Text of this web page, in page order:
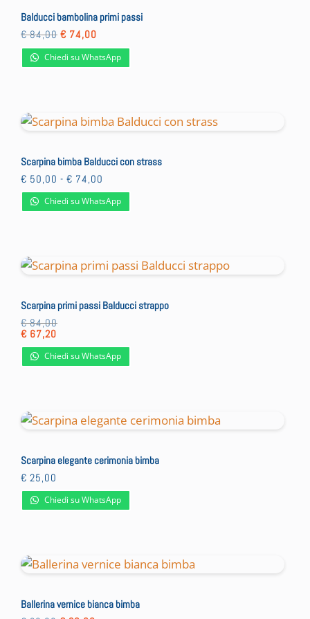
Balducci bambolina primi passi
€84,00 Il
prezzo
originale
era:
€ 74,00
attuale
è:
Chiedi su WhatsApp
Scarpina bimba Balducci con strass
€ 50,00 - € 74,00
prezzo:
da
Chiedi su WhatsApp
Scarpina primi passi Balducci strappo
€84,00
€ 67,20
Chiedi su WhatsApp
Scarpina elegante cerimonia bimba
€ 25,00
Chiedi su WhatsApp
Ballerina vernice bianca bimba